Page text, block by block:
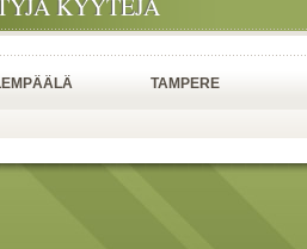
KYYTEJÄ
TAMPERE